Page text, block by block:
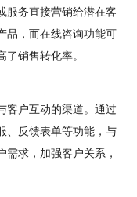
服务直接营销给潜在客
品，而在线咨询功能可
销售转化率。
客户互动的渠道。通过
、反馈表单等功能，与
求，加强客户关系，